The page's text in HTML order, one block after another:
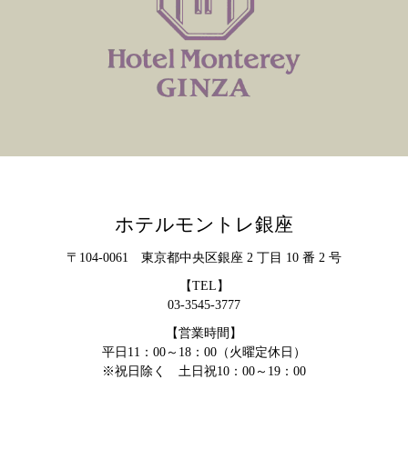
ホテルモントレ銀座
〒104-0061 東京都中央区銀座 2 丁目 10 番 2 号
【TEL】
03-3545-3777
【営業時間】
平日11：00～18：00（火曜定休日）
※祝日除く 土日祝10：00～19：00